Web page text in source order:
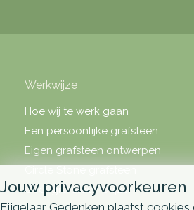
Werkwijze
Hoe wij te werk gaan
Een persoonlijke grafsteen
Eigen grafsteen ontwerpen
Over grafsteen prijzen
Jouw privacyvoorkeuren
Eijgelaar Gedenken plaatst